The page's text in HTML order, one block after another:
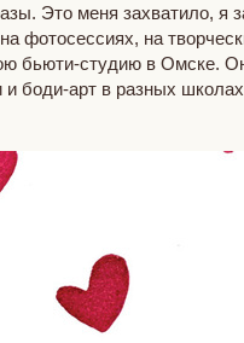
Это меня захватило, я
на
бьюти-студию в Омске.
и боди-арт в разных